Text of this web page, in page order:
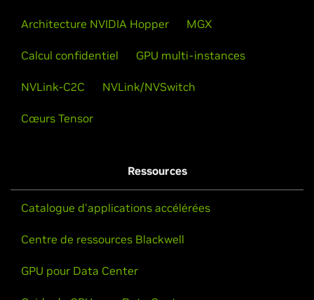
Architecture NVIDIA Hopper MGX
Calcul confidentiel GPU multi-instances
NVLink-C2C NVLink/NVSwitch
Cœurs Tensor
Ressources
Catalogue d'applications accélérées
Centre de ressources Blackwell
GPU pour Data Center